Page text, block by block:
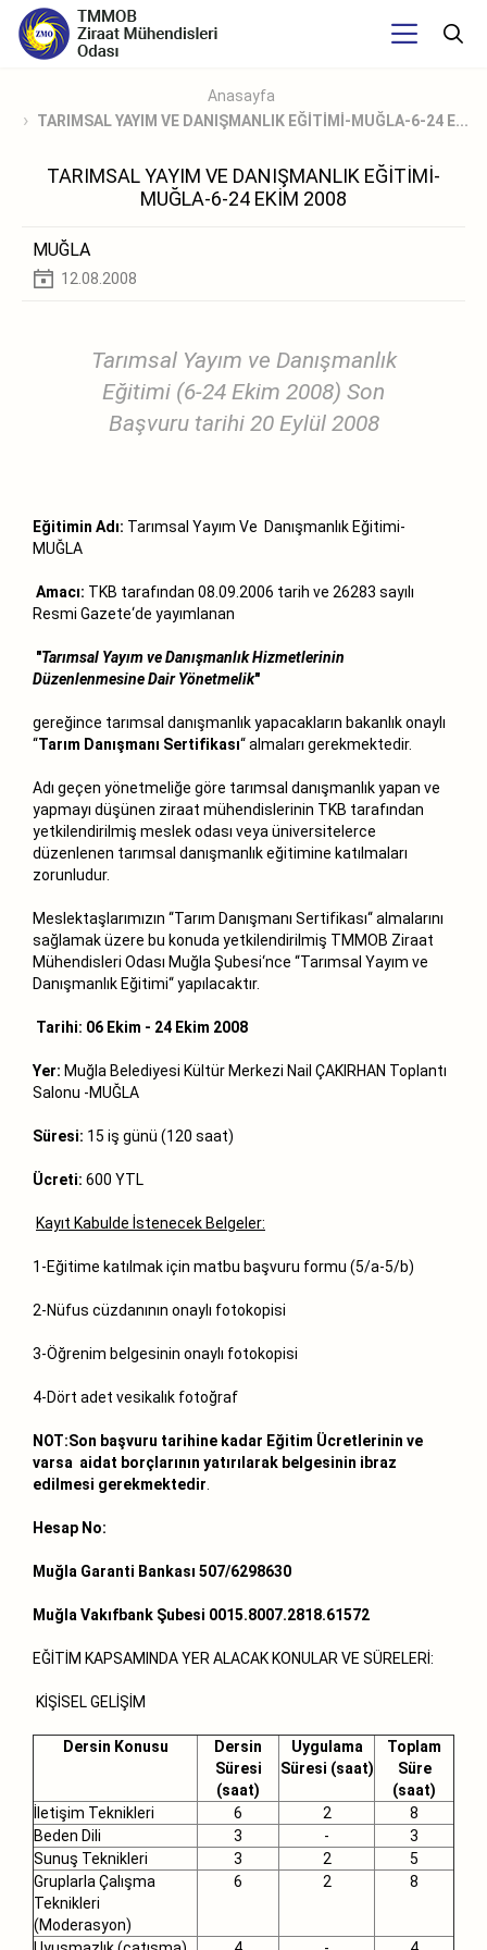
Anasayfa
TARIMSAL YAYIM VE DANIŞMANLIK EĞİTİMİ-MUĞLA-6-24 E...
TARIMSAL YAYIM VE DANIŞMANLIK EĞİTİMİ-
MUĞLA-6-24 EKİM 2008
MUĞLA
12.08.2008
Tarımsal Yayım ve Danışmanlık
Eğitimi (6-24 Ekim 2008) Son
Başvuru tarihi 20 Eylül 2008
Eğitimin Adı: Tarımsal Yayım Ve Danışmanlık Eğitimi-
MUĞLA
Amacı: TKB tarafından 08.09.2006 tarih ve 26283 sayılı
Resmi Gazete‘de yayımlanan
"Tarımsal Yayım ve Danışmanlık Hizmetlerinin
Düzenlenmesine Dair Yönetmelik"
gereğince tarımsal danışmanlık yapacakların bakanlık onaylı
‘‘Tarım Danışmanı Sertifikası‘‘ almaları gerekmektedir.
Adı geçen yönetmeliğe göre tarımsal danışmanlık yapan ve
yapmayı düşünen ziraat mühendislerinin TKB tarafından
yetkilendirilmiş meslek odası veya üniversitelerce
düzenlenen tarımsal danışmanlık eğitimine katılmaları
zorunludur.
Meslektaşlarımızın ‘‘Tarım Danışmanı Sertifikası‘‘ almalarını
sağlamak üzere bu konuda yetkilendirilmiş TMMOB Ziraat
Mühendisleri Odası Muğla Şubesi‘nce ‘‘Tarımsal Yayım ve
Danışmanlık Eğitimi‘‘ yapılacaktır.
Tarihi: 06 Ekim - 24 Ekim 2008
Yer: Muğla Belediyesi Kültür Merkezi Nail ÇAKIRHAN Toplantı
Salonu -MUĞLA
Süresi: 15 iş günü (120 saat)
Ücreti: 600 YTL
Kayıt Kabulde İstenecek Belgeler:
1-Eğitime katılmak için matbu başvuru formu (5/a-5/b)
2-Nüfus cüzdanının onaylı fotokopisi
3-Öğrenim belgesinin onaylı fotokopisi
4-Dört adet vesikalık fotoğraf
NOT:Son başvuru tarihine kadar Eğitim Ücretlerinin ve
varsa aidat borçlarının yatırılarak belgesinin ibraz
edilmesi gerekmektedir
Hesap No:
Muğla Garanti Bankası 507/6298630
Muğla Vakıfbank Şubesi 0015.8007.2818.61572
EĞİTİM KAPSAMINDA YER ALACAK KONULAR VE SÜRELERİ:
KİŞİSEL GELİŞİM
Dersin Konusu
Dersin
Süresi
(saat)
Uygulama
Süresi (saat)
Toplam
Süre
(saat)
İletişim Teknikleri
6 2
8
Beden Dili
3 -
3
Sunuş Teknikleri
3 2
5
Gruplarla Çalışma
Teknikleri
(Moderasyon)
6 2 8